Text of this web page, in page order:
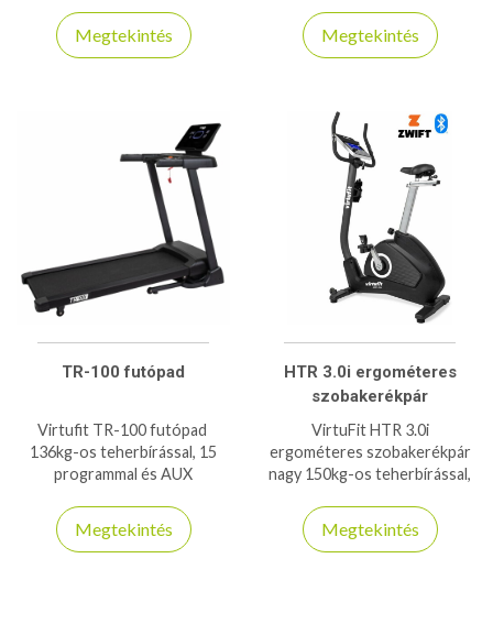
teherbírással bír!
Megtekintés
150kg-os teherbírás.
Megtekintés
TR-100 futópad
Virtufit TR-100 futópad
136kg-os teherbírással, 15
programmal és AUX
Megtekintés
HTR 3.0i ergométeres
szobakerékpár
VirtuFit HTR 3.0i
ergométeres szobakerékpár
nagy 150kg-os teherbírással,
kompatibilitással bír, otthoni
használatra ajánlott
Megtekintés